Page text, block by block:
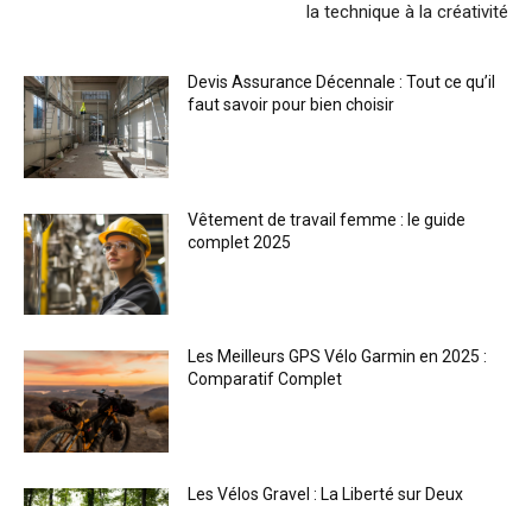
la technique à la créativité
Devis Assurance Décennale : Tout ce qu’il
faut savoir pour bien choisir
Vêtement de travail femme : le guide
complet 2025
Les Meilleurs GPS Vélo Garmin en 2025 :
Comparatif Complet
Les Vélos Gravel : La Liberté sur Deux